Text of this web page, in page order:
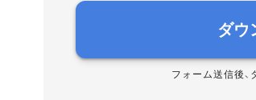
ダウ
フォーム送信後